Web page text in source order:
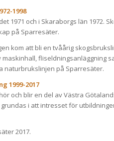
1998
1971 och i Skaraborgs län 1972.
på Sparresäter.
kom att bli en tvåårig
fliseldningsanläggning
naturbrukslinjen på Sparresäter.
1999-2017
och blir en del av Västra
i att intresset för
2017.